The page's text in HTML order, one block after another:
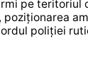
pe teritoriul
poziționarea
poliției